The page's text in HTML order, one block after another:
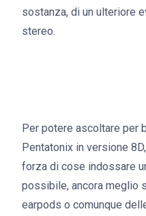
sostanza, di un ulteriore
stereo.
Per potere ascoltare per
Pentatonix in versione
forza di cose indossare
possibile, ancora meglio
earpods o comunque